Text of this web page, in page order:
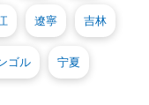
遼寧 吉林
ゴル 宁夏